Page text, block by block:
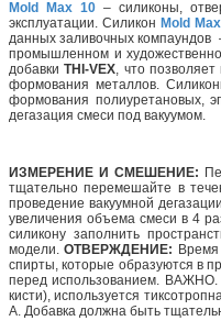
Mold Max 10 – силиконы,
эксплуатации. Силикон Mold Max
данных заливочных компаундов
промышленном и
добавкиTHI-VEX, что
формования металлов.
формования полиуретановых,
дегазация смеси под вакуумом.
ИЗМЕРЕНИЕ И СМЕШЕНИЕ:
тщательно перемешайте в
проведение вакуумной
увеличения объема смеси в 4
силикону заполнить
модели.ОТВЕРЖДЕНИЕ:
спирты, которые образуются в
перед использованием.
кисти), используется
А. Добавка должна быть